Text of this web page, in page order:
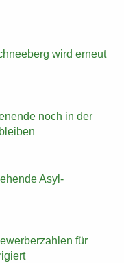
wird er­neut
noch in der
Asyl-​
für